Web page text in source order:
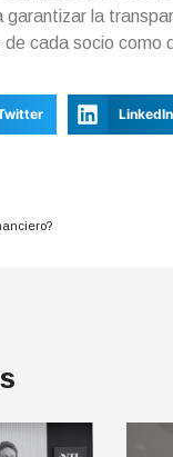
garantizar la
cada socio como
LinkedIn